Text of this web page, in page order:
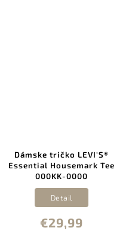
Dámske tričko LEVI'S®
Essential Housemark Tee
000KK-0000
€29,99
Detail